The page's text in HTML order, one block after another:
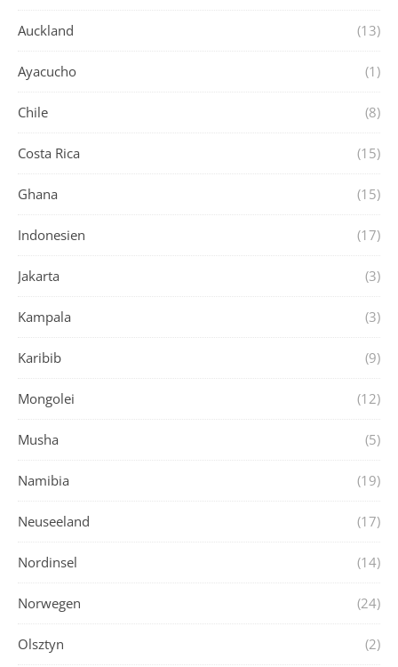
Auckland (13)
Ayacucho (1)
Chile (8)
Costa Rica (15)
Ghana (15)
Indonesien (17)
Jakarta (3)
Kampala (3)
Karibib (9)
Mongolei (12)
Musha (5)
Namibia (19)
Neuseeland (17)
Nordinsel (14)
Norwegen (24)
Olsztyn (2)